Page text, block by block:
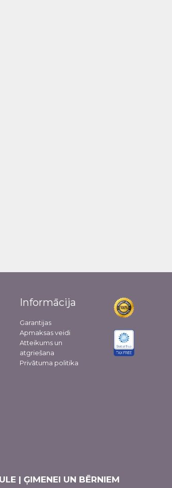
Informācija
Garantijas
Apmaksas veidi
Atteikums un
atgriešana
Privātuma politika
| ĢIMENEI UN BĒRNIEM